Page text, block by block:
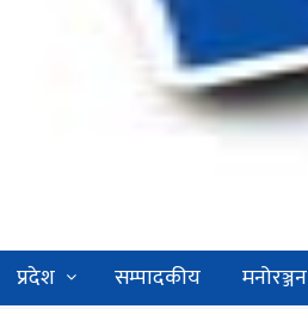
प्रदेश सम्पादकीय मनोरञ्जन